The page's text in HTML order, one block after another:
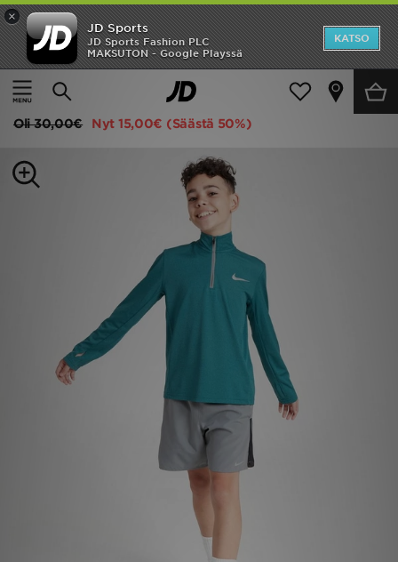
×
JD Sports
JD Sports Fashion PLC
MAKSUTON - Google Playssä
KATSO
Etusivu
Lapset Juniori Vaatteet (8-15-vuotiaat) Shortsit
Nike Shortsit Juniorit
Oli30,00€ Nyt 15,00€ (Säästä 50%)
Etusivu
ALE
Miehet
Inspiroidu